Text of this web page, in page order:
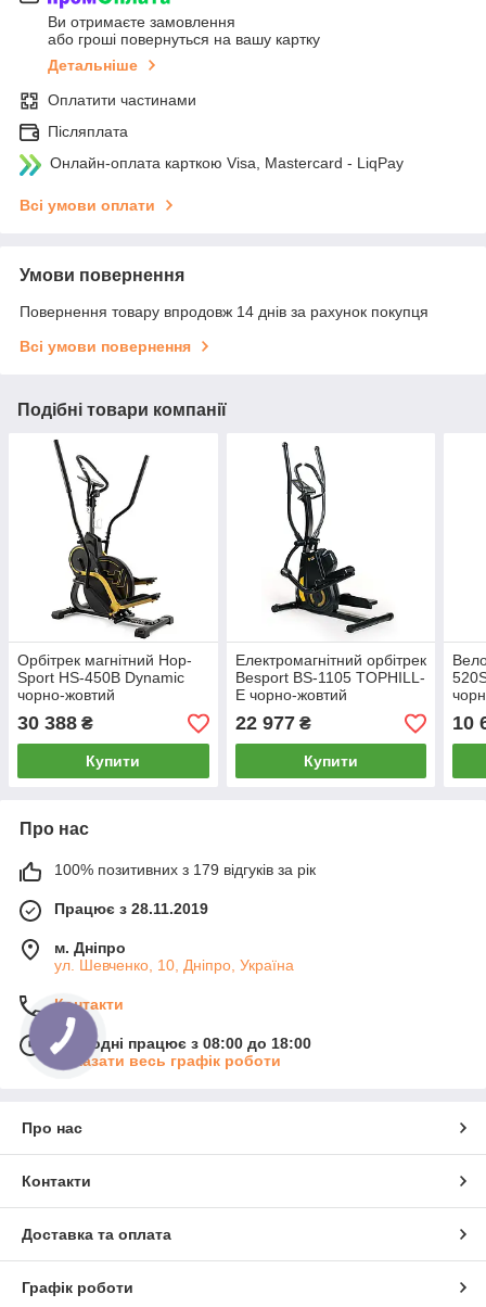
Ви отримаєте замовлення
або гроші повернуться на вашу картку
Детальніше
Оплатити частинами
Післяплата
Онлайн-оплата карткою Visa, Mastercard - LiqPay
Всі умови оплати
Умови повернення
Повернення товару впродовж 14 днів за рахунок покупця
Всі умови повернення
Подібні товари компанії
Орбітрек магнітний Hop-
Sport HS-450B Dynamic
чорно-жовтий
30 388 ₴
Купити
Електромагнітний орбітрек
Besport BS-1105 TOPHILL-
E чорно-жовтий
22 977₴
Купити
10
Про нас
100% позитивних з 179 відгуків за рік
Працює з 28.11.2019
м. Дніпро
ул. Шевченко, 10, Дніпро, Україна
Контакти
Сьогодні працює з 08:00 до 18:00
Показати весь графік роботи
Про нас
Контакти
Доставка та оплата
Графік роботи